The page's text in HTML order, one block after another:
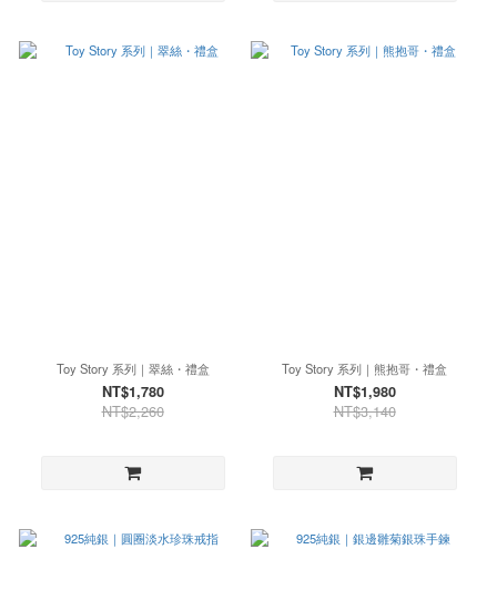
Toy Story 系列｜翠絲・禮盒
NT$1,780
NT$2,260
Toy Story 系列｜熊抱哥・禮盒
NT$1,980
NT$3,140